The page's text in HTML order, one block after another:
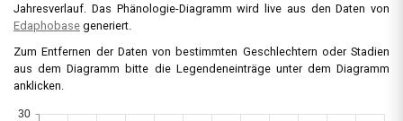
Jahresverlauf. Das Phänologie-Diagramm wird live aus den Daten von
Edaphobase generiert.
Zum Entfernen der Daten von bestimmten Geschlechtern oder Stadien
aus dem Diagramm bitte die Legendeneinträge unter dem Diagramm
anklicken.
30